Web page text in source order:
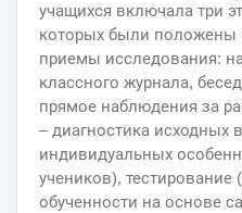
учащихся включала три
которых были положены
приемы исследования:
классного журнала,
прямое наблюдения за
– диагностика исходных
индивидуальных
учеников), тестирование
обученности на основе